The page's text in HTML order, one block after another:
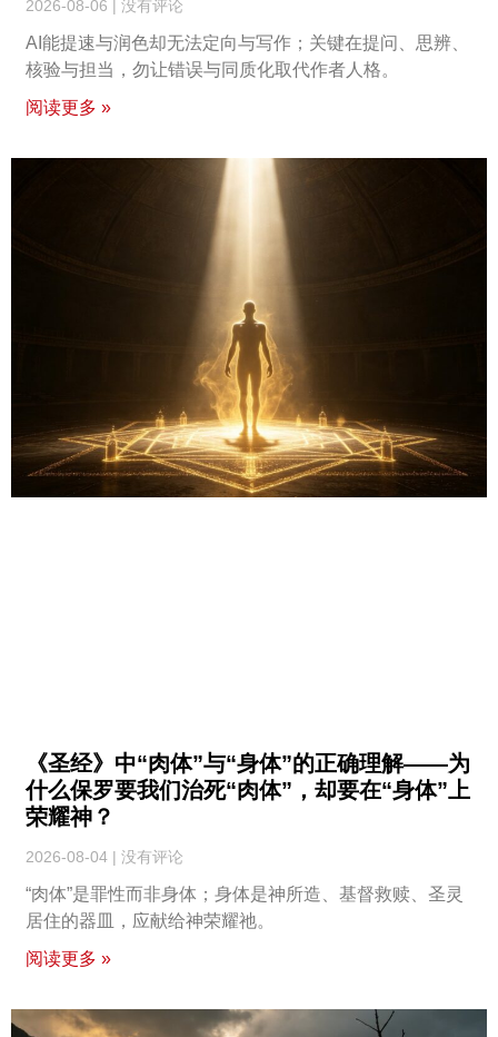
2026-08-06 没有评论
AI能提速与润色却无法定向与写作；关键在提问、思辨、
核验与担当，勿让错误与同质化取代作者人格。
阅读更多 »
《圣经》中“肉体”与“身体”的正确理解——为
什么保罗要我们治死“肉体”，却要在“身体”上
荣耀神？
2026-08-04 没有评论
“肉体”是罪性而非身体；身体是神所造、基督救赎、圣灵
居住的器皿，应献给神荣耀祂。
阅读更多 »